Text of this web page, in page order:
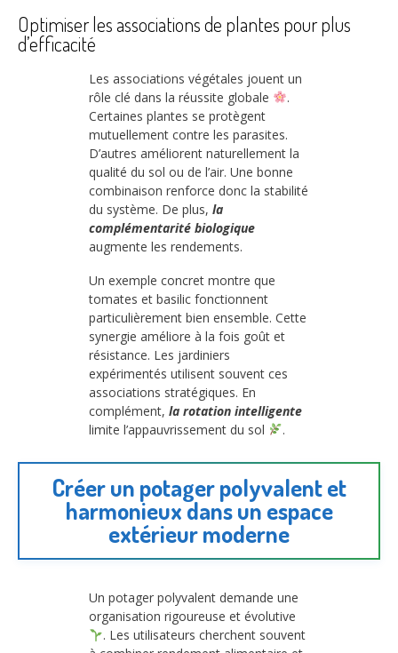
Optimiser les associations de plantes pour plus
d’efficacité
Les associations végétales jouent un
rôle clé dans la réussite globale
.
Certaines plantes se protègent
mutuellement contre les parasites.
D’autres améliorent naturellement la
qualité du sol ou de l’air. Une bonne
combinaison renforce donc la stabilité
du système. De plus, la
complémentarité biologique
augmente les rendements.
Un exemple concret montre que
tomates et basilic fonctionnent
particulièrement bien ensemble. Cette
synergie améliore à la fois goût et
résistance. Les jardiniers
expérimentés utilisent souvent ces
associations stratégiques. En
complément, la rotation intelligente
limite l’appauvrissement du sol
.
Créer un potager polyvalent et
harmonieux dans un espace
extérieur moderne
Un potager polyvalent demande une
organisation rigoureuse et évolutive
. Les utilisateurs cherchent souvent